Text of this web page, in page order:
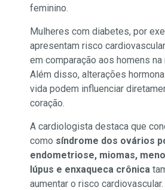
feminino.
Mulheres com diabetes, por
apresentam risco
em comparação aos homens
Além disso, alterações
vida podem influenciar
coração.
A cardiologista destaca que
como síndrome dos ovários
endometriose, miomas,
lúpus e enxaqueca crônica
aumentar o risco cardiovascular.